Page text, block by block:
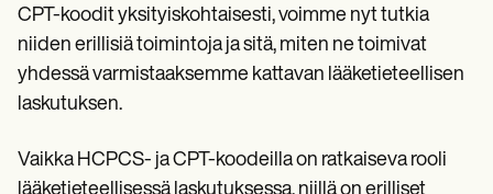
CPT-koodit yksityiskohtaisesti, voimme nyt tutkia
niiden erillisiä toimintoja ja sitä, miten ne toimivat
yhdessä varmistaaksemme kattavan lääketieteellisen
laskutuksen.
Vaikka HCPCS- ja CPT-koodeilla on ratkaiseva rooli